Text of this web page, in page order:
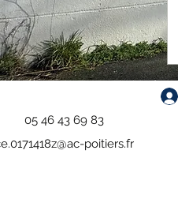
05 46 43 69 83
poitiers.fr